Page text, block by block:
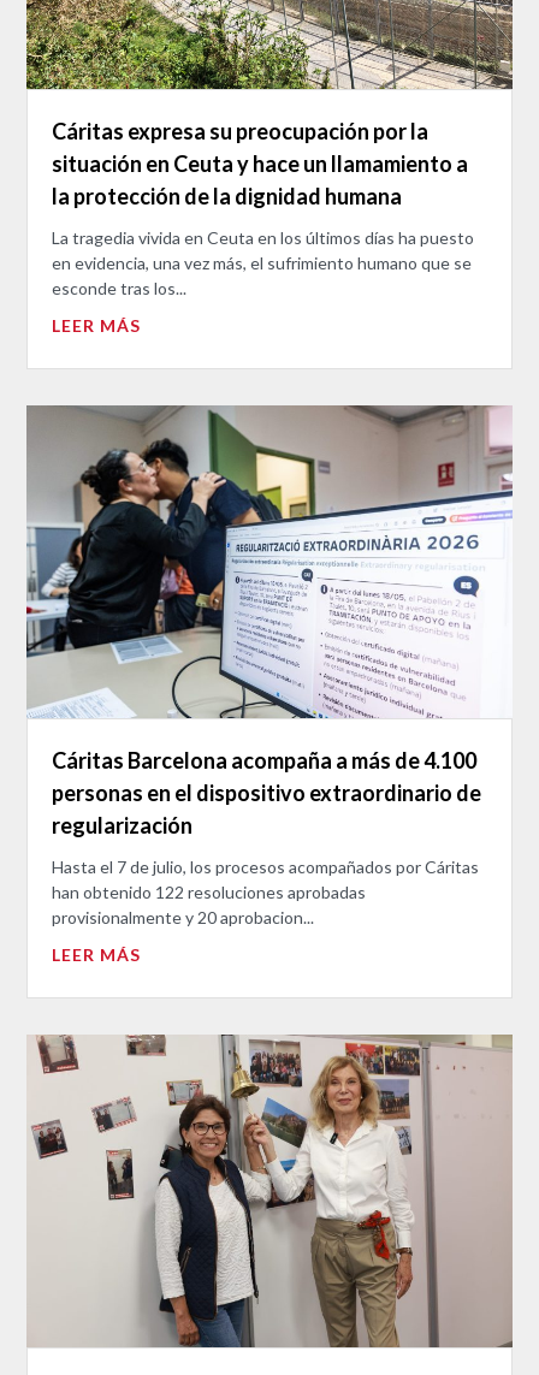
Cáritas expresa su preocupación por la
situación en Ceuta y hace un llamamiento a
la protección de la dignidad humana
La tragedia vivida en Ceuta en los últimos días ha puesto
en evidencia, una vez más, el sufrimiento humano que se
esconde tras los...
LEER MÁS
Cáritas Barcelona acompaña a más de 4.100
personas en el dispositivo extraordinario de
regularización
Hasta el 7 de julio, los procesos acompañados por Cáritas
han obtenido 122 resoluciones aprobadas
provisionalmente y 20 aprobacion...
LEER MÁS